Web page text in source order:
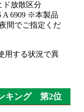
ド放散区分
6909 ※本製品
間でご指定くだ
用する状況で異
キング 第2位